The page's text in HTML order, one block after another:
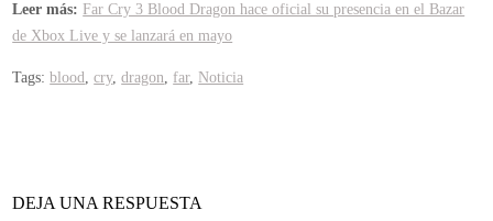
Leer más: Far Cry 3 Blood Dragon hace oficial su presencia en el Bazar
de Xbox Live y se lanzará en mayo
Tags:blood,cry,dragon, far, Noticia
DEJA UNA RESPUESTA